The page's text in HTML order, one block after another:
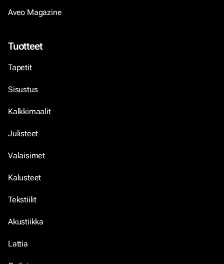
Aveo Magazine
Tuotteet
Tapetit
Sisustus
Kalkkimaalit
Julisteet
Valaisimet
Kalusteet
Tekstiilit
Akustiikka
Lattia